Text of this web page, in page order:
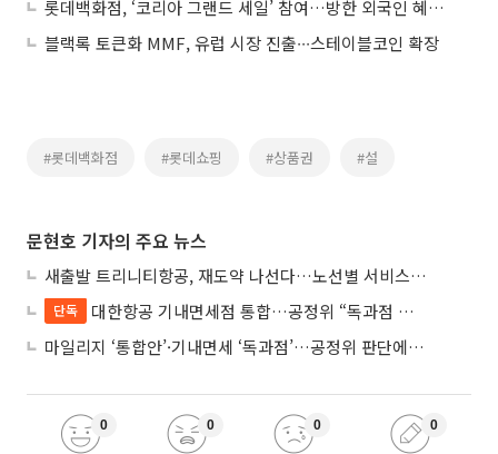
롯데백화점, ‘코리아 그랜드 세일’ 참여…방한 외국인 혜택 풍성
블랙록 토큰화 MMF, 유럽 시장 진출∙∙∙스테이블코인 확장
#롯데백화점 #롯데쇼핑 #상품권 #설
문현호 기자의 주요 뉴스
새출발 트리니티항공, 재도약 나선다…노선별 서비스 차별화
단독
대한항공 기내면세점 통합…공정위 “독과점 여부 따진다”
마일리지 ‘통합안’·기내면세 ‘독과점’…공정위 판단에 쏠린 눈
0 0 0 0